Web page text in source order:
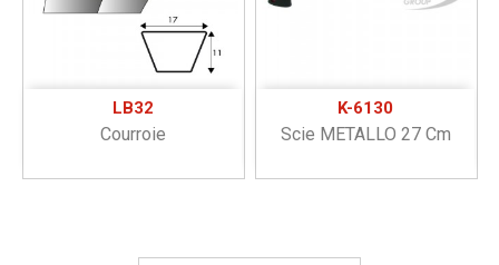
LB32
Courroie
K-6130
Scie METALLO 27 Cm